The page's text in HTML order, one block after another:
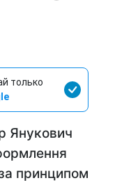
только
Янукович
принципом